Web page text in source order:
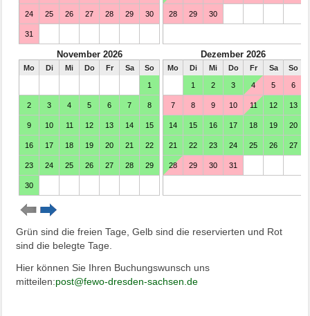
Grün sind die freien Tage, Gelb sind die reservierten und Rot
sind die belegte Tage.
Hier können Sie Ihren Buchungswunsch uns
mitteilen:post@fewo-dresden-sachsen.de